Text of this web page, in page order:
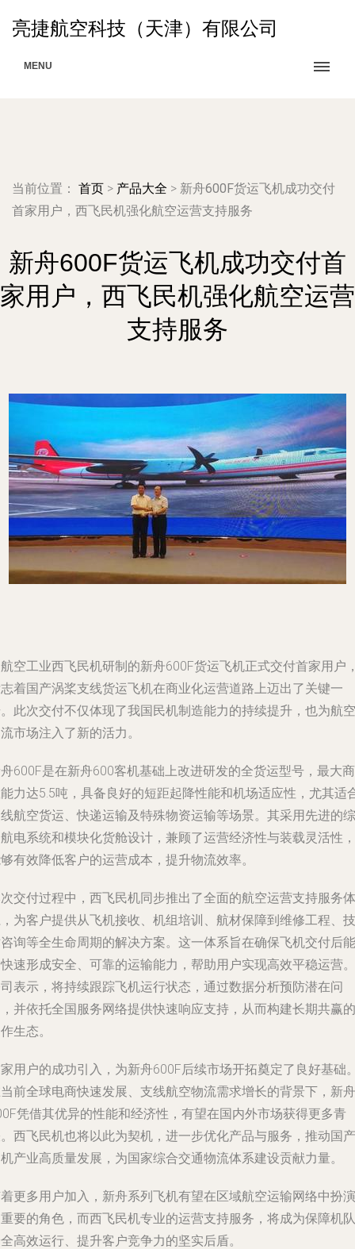
亮捷航空科技（天津）有限公司
MENU
当前位置： 首页 > 产品大全 > 新舟600F货运飞机成功交付
首家用户，西飞民机强化航空运营支持服务
新舟600F货运飞机成功交付首
家用户，西飞民机强化航空运营
支持服务
空工业西飞民机研制的新舟600F货运飞机正式交付首家用户
着国产涡桨支线货运飞机在商业化运营道路上迈出了关键一
此次交付不仅体现了我国民机制造能力的持续提升，也为航空
市场注入了新的活力。
600F是在新舟600客机基础上改进研发的全货运型号，最大商
力达5.5吨，具备良好的短距起降性能和机场适应性，尤其适
航空货运、快递运输及特殊物资运输等场景。其采用先进的综
电系统和模块化货舱设计，兼顾了运营经济性与装载灵活性，
有效降低客户的运营成本，提升物流效率。
交付过程中，西飞民机同步推出了全面的航空运营支持服务体
为客户提供从飞机接收、机组培训、航材保障到维修工程、技
询等全生命周期的解决方案。这一体系旨在确保飞机交付后能
速形成安全、可靠的运输能力，帮助用户实现高效平稳运营。
表示，将持续跟踪飞机运行状态，通过数据分析预防潜在问
并依托全国服务网络提供快速响应支持，从而构建长期共赢的
生态。
用户的成功引入，为新舟600F后续市场开拓奠定了良好基础
前全球电商快速发展、支线航空物流需求增长的背景下，新舟
凭借其优异的性能和经济性，有望在国内外市场获得更多青
西飞民机也将以此为契机，进一步优化产品与服务，推动国产
产业高质量发展，为国家综合交通物流体系建设贡献力量。
更多用户加入，新舟系列飞机有望在区域航空运输网络中扮演
要的角色，而西飞民机专业的运营支持服务，将成为保障机队
高效运行、提升客户竞争力的坚实后盾。